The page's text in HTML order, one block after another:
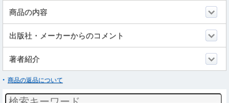
商品の内容
出版社・メーカーからのコメント
著者紹介
商品の返品について